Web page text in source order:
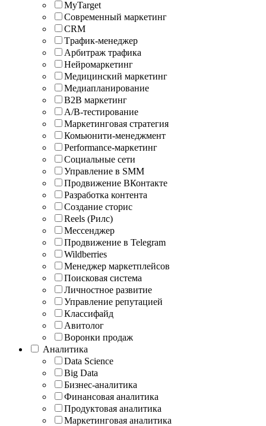
MyTarget
Современный маркетинг
CRM
Tрафик-менеджер
Арбитраж трафика
Нейромаркетинг
Медицинский маркетинг
Медиапланирование
B2B маркетинг
A/B-тестирование
Маркетинговая стратегия
Комьюнити-менеджмент
Performance-маркетинг
Социальные сети
Управление в SMM
Продвижение ВКонтакте
Разработка контента
Создание сторис
Reels (Рилс)
Мессенджер
Продвижение в Telegram
Wildberries
Менеджер маркетплейсов
Поисковая система
Личностное развитие
Управление репутацией
Классифайд
Авитолог
Воронки продаж
Аналитика
Data Science
Big Data
Бизнес-аналитика
Финансовая аналитика
Продуктовая аналитика
Маркетинговая аналитика